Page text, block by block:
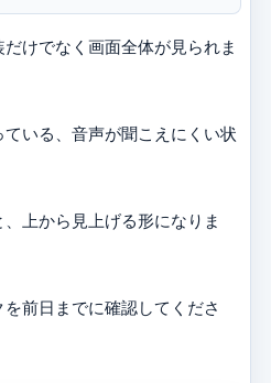
けでなく画面全体が見られま
いる、音声が聞こえにくい状
上から見上げる形になりま
前日までに確認してくださ